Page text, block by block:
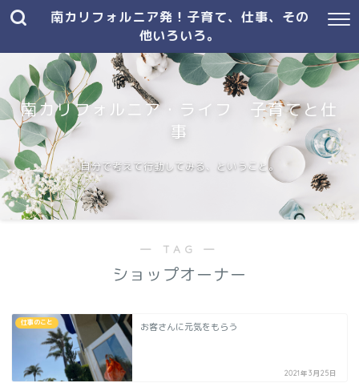
南カリフォルニア発！子育て、仕事、その
他いろいろ。
南カリフォルニア・ライフ 子育てと仕
事
自分で考えて行動してみる、ということ。
― TAG ―
ショップオーナー
仕事のこと お客さんに元気をもらう
2021年3月25日